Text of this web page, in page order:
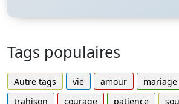
Tags populaires
Autre tags vie amour mariage
trahison
courage patience